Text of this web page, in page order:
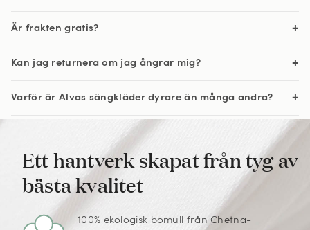
Är frakten gratis?
Kan jag returnera om jag ångrar mig?
Varför är Alvas sängkläder dyrare än många andra?
Ett hantverk skapat från tyg av
bästa kvalitet
100% ekologisk bomull från Chetna-